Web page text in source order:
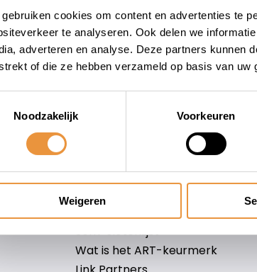
gebruiken cookies om content en advertenties te
te analyseren. Ook delen we
adverteren en analyse. Deze partners kunnen
of die ze hebben verzameld op basis van uw
Noodzakelijk
Voorkeuren
Weigeren
Cookiebeleid
Over ons
Privacy Policy
Verzenden & retourneren
Contact
Sitemap
Art-slotenlijst
Scm-slotenlijst
Wat is het ART-keurmerk